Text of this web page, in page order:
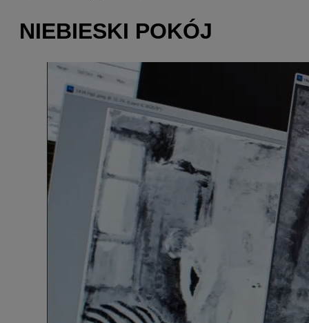
NIEBIESKI POKÓJ